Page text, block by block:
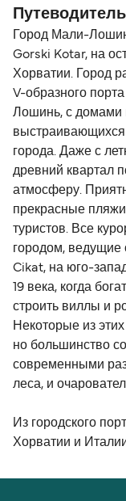
Город Мали-
Gorski Kotar, на
Хорватии. Город
V-образного
Лошинь, с домами
выстраивающихся
города. Даже с
древний квартал
атмосферу.
прекрасные
туристов. Все
городом, ведущие
Cikat, на юго-
19 века, когда
строить виллы и
Некоторые из
но большинство
современными
леса, и
Из городского
Хорватии и